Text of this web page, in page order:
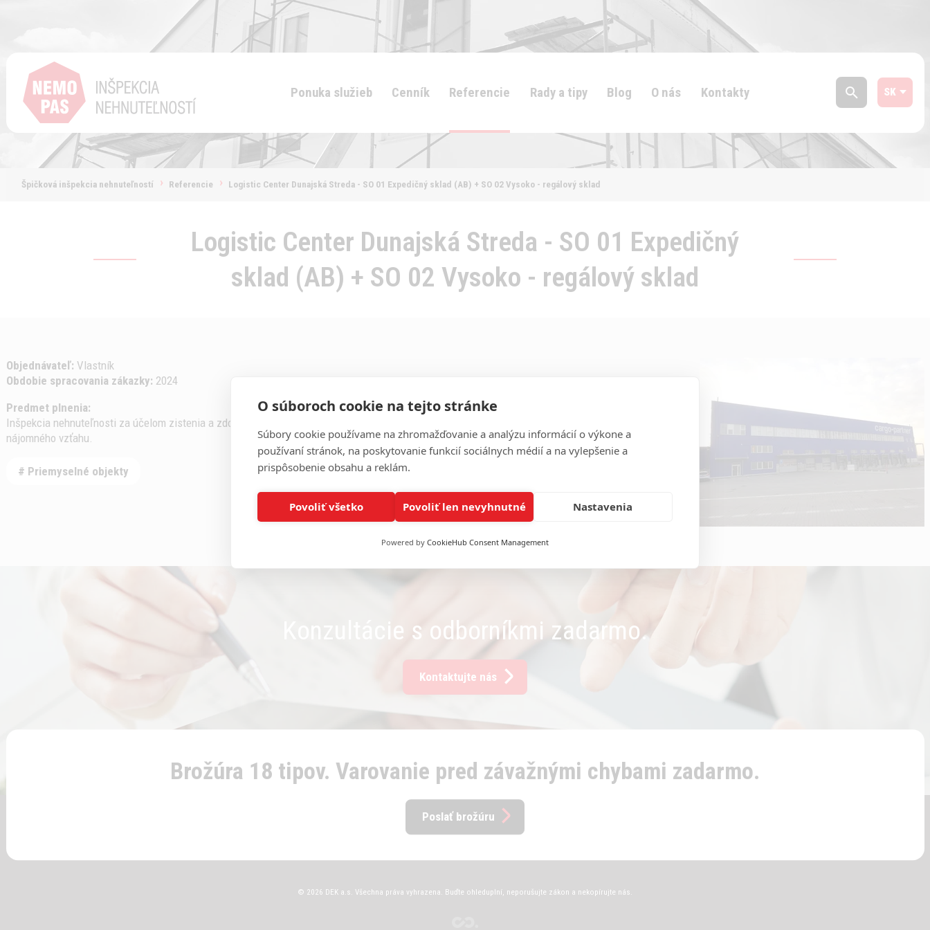
O súboroch cookie na tejto stránke
Súbory cookie používame na zhromažďovanie a analýzu informácií o výkone a
používaní stránok, na poskytovanie funkcií sociálnych médií a na vylepšenie a
prispôsobenie obsahu a reklám.
Povoliť všetko Povoliť len nevyhnutné Nastavenia
Powered by CookieHub Consent Management
Ponuka služieb Cenník Referencie Rady a tipy Blog O nás Kontakty
Špičková inšpekcia nehnuteľností Referencie Logistic Center Dunajská Streda - SO 01 Expedičný sklad (AB) + SO 02 Vysoko - regálový sklad
Logistic Center Dunajská Streda - SO 01 Expedičný
sklad (AB) + SO 02 Vysoko - regálový sklad
Objednávateľ: Vlastník
Obdobie spracovania zákazky: 2024
Predmet plnenia:
Inšpekcia nehnuteľnosti za účelom zistenia a zdokumentovania celkového technického stavu objektu v čase odovzdania – prevzatia nehnuteľnosti do
nájomného vzťahu.
# Priemyselné objekty
Konzultácie s odborníkmi zadarmo.
Kontaktujte nás
Brožúra 18 tipov. Varovanie pred závažnými chybami zadarmo.
Poslať brožúru
© 2026 DEK a.s. Všechna práva vyhrazena. Buďte ohleduplní, neporušujte zákon a nekopírujte nás.